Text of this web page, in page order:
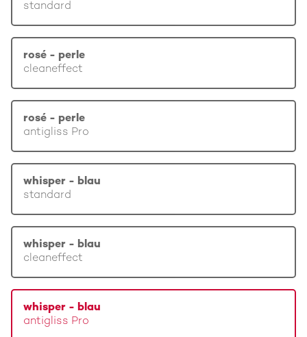
standard
rosé - perle
cleaneffect
rosé - perle
antigliss Pro
whisper - blau
standard
whisper - blau
cleaneffect
whisper - blau
antigliss Pro